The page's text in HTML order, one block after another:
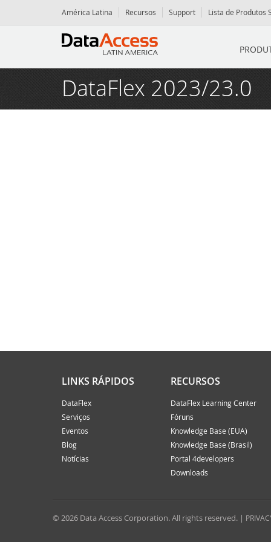
América Latina Recursos Support Lista de Produtos
DataFlex 2023/23.0
LINKS RÁPIDOS
DataFlex
Serviços
Eventos
Blog
Notícias
RECURSOS
DataFlex Learning Center
Fóruns
Knowledge Base (EUA)
Knowledge Base (Brasil)
Portal 4developers
Downloads
© 2026 Data Access Corporation. All rights reserved. |